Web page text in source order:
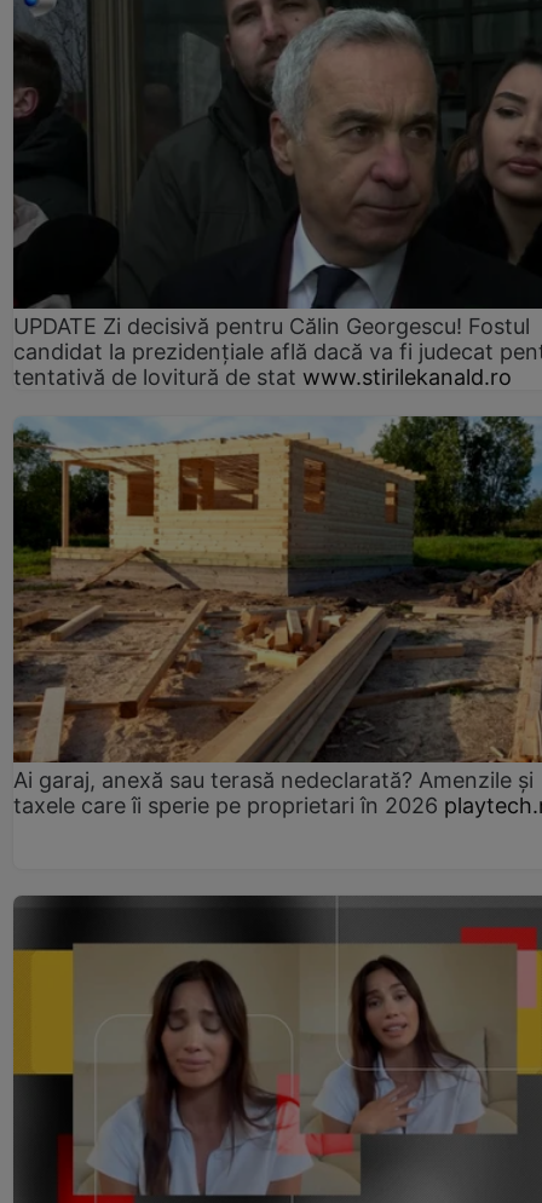
UPDATE Zi decisivă pentru Călin Georgescu! Fostul
candidat la prezidențiale află dacă va fi judecat
tentativă de lovitură de stat www.stirilekanald.ro
Ai garaj, anexă sau terasă nedeclarată? Amenzile și
taxele care îi sperie pe proprietari în 2026